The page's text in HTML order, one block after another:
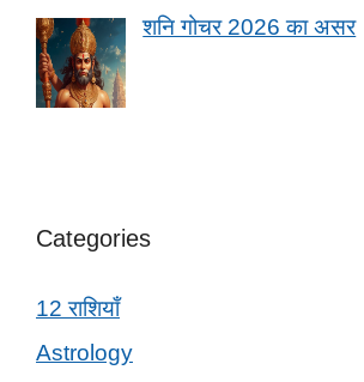
शनि गोचर 2026 का असर
Categories
12 राशियाँ
Astrology